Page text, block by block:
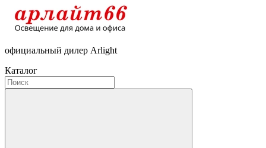
официальный дилер Arlight
Каталог